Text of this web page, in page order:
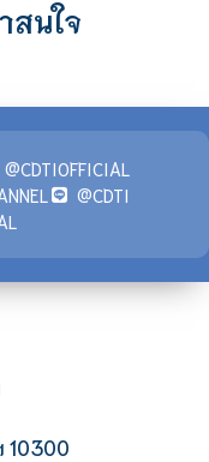
สนใจ
@CDTIOFFICIAL
@CDTI
10300